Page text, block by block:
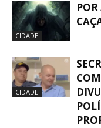
CIDADE
CIDADE